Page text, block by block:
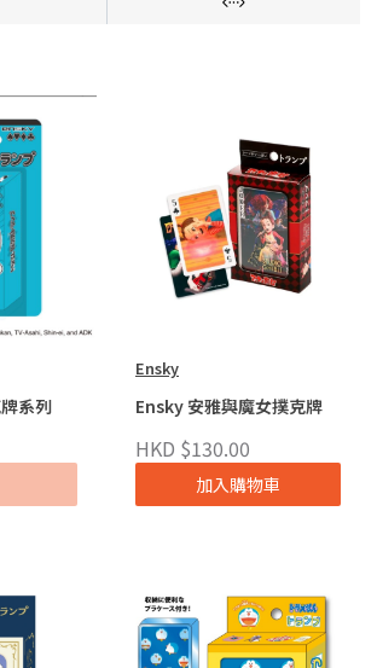
系列
Ensky
Ensky 安雅與魔女撲克牌
HKD $130.00
加入購物車